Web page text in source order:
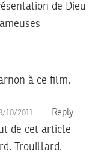
de Dieu
à ce film.
10/2011 Reply
de cet article
Trouillard.